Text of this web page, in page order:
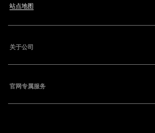
站点地图
关于公司
官网专属服务